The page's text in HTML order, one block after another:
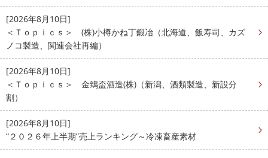
[2026年8月10日]
＜Ｔｏｐｉｃｓ＞ (株)小樽かね丁鍛冶（北海道、飯寿司、カズ
ノコ製造、関連会社再編）
[2026年8月10日]
＜Ｔｏｐｉｃｓ＞ 金鵄盃酒造(株)（新潟、酒類製造、新設分
割）
[2026年8月10日]
“２０２６年上半期”売上ランキング～冷凍畜産素材